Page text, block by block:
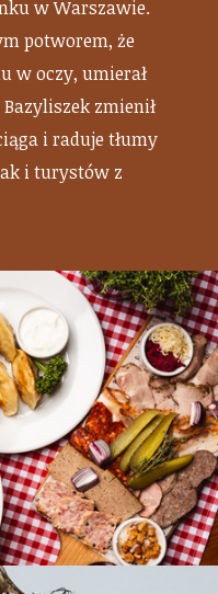
w Warszawie.
potworem, że
w oczy, umierał
zmienił
i raduje tłumy
i turystów z